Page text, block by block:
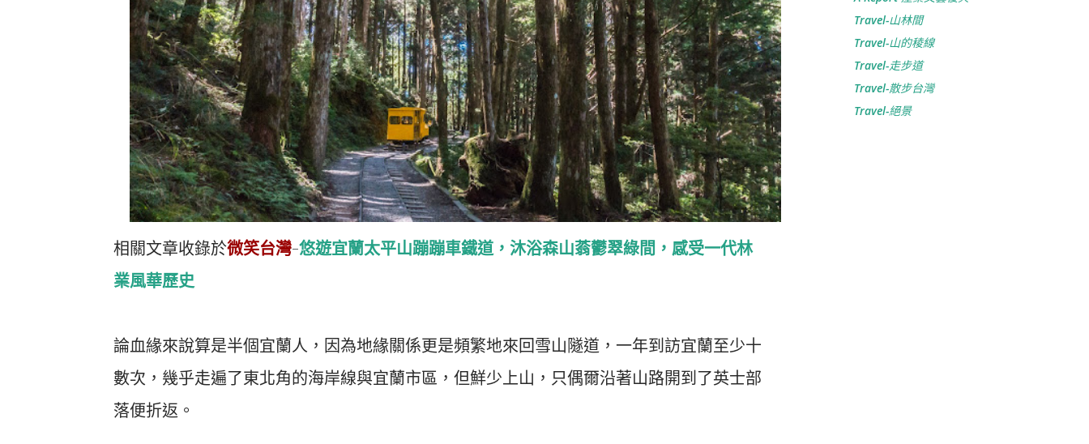
相關文章收錄於微笑台灣-悠遊宜蘭太平山蹦蹦車鐵道，沐浴森山蓊鬱翠綠間，感受一代林
業風華歷史
論血緣來說算是半個宜蘭人，因為地緣關係更是頻繁地來回雪山隧道，一年到訪宜蘭至少十
數次，幾乎走遍了東北角的海岸線與宜蘭市區，但鮮少上山，只偶爾沿著山路開到了英士部
落便折返。
Travel-山林間
Travel-山的稜線
Travel-走步道
Travel-散步台灣
Travel-絕景